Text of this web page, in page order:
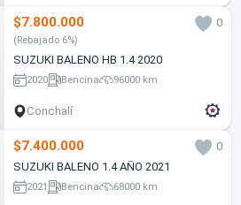
$7.800.000 0
(Rebajado 6%)
SUZUKI BALENO HB 1.4 2020
2020 Bencina 96000 km
Conchalí
$7.400.000
0
SUZUKI BALENO 1.4 AÑO 2021
2021 Bencina 68000 km